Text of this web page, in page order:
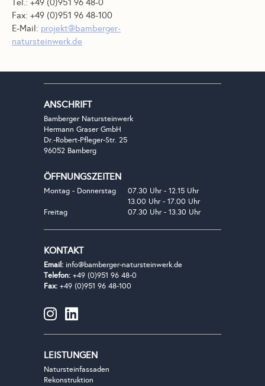
Tel.: +49 (0)951 96 48-0
Fax: +49 (0)951 96 48-100
E-Mail: projekt@bamberger-
natursteinwerk.de
ANSCHRIFT
Bamberger Natursteinwerk
Hermann Graser GmbH
Dr.-Robert-Pfleger-Str. 25
96052 Bamberg
ÖFFNUNGSZEITEN
Montag - Donnerstag
07.30 Uhr - 12.15 Uhr
13.00 Uhr - 17.00 Uhr
Freitag
07.30 Uhr - 13.30 Uhr
KONTAKT
Email: info@bamberger-natursteinwerk.de
Telefon: +49 (0)951 96 48-0
Fax: +49 (0)951 96 48-100
LEISTUNGEN
Natursteinfassaden
Rekonstruktion